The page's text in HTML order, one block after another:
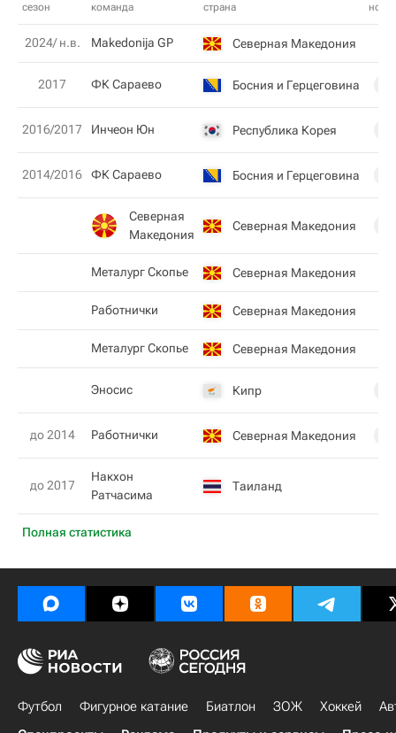
сезон команда страна
Полная статистика
2024/ н.в. Makedonija GP Северная Македония
2017 ФК Сараево Босния и Герцеговина
2016/2017 Инчеон Юн Республика Корея
2014/2016 ФК Сараево Босния и Герцеговина
Северная
Македония
Северная Македония
Металург Скопье Северная Македония
Работнички Северная Македония
Металург Скопье Северная Македония
Эносис Кипр
до 2014 Работнички Северная Македония
до 2017
Накхон
Ратчасима
Таиланд
Футбол Фигурное катание Биатлон ЗОЖ Хоккей